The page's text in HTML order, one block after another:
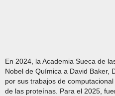
En 2024, la Academia Sueca de
Nobel de Química a David Baker,
por sus trabajos de
de las proteínas. Para el 2025,